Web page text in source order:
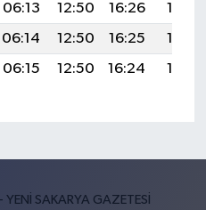
06:13 12:50 16:26
19:17
06:14 12:50 16:25
19:16
06:15 12:50 16:24 19:14